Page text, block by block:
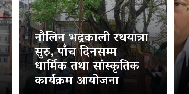
नौलिन भद्रकाली रथयात्रा
सुरु, पाँच दिनसम्म
धार्मिक तथा सांस्कृतिक
कार्यक्रम आयोजना